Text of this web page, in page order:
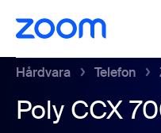
huvudinnehåll
till hjälpchatt
Hårdvara Telefon
Poly CCX